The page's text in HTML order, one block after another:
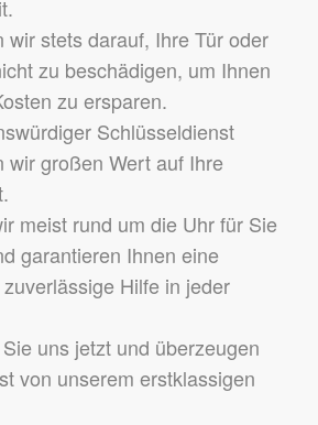
wir stets darauf, Ihre Tür oder
zu beschädigen, um Ihnen
zu ersparen.
Schlüsseldienst
wir großen Wert auf Ihre
meist rund um die Uhr für Sie
garantieren Ihnen eine
Hilfe in jeder
uns jetzt und überzeugen
von unserem erstklassigen